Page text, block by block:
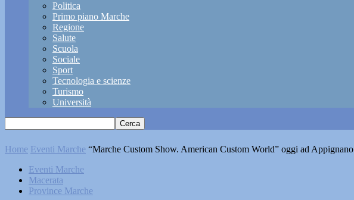
Politica
Primo piano Marche
Regione
Salute
Scuola
Sociale
Sport
Tecnologia e scienze
Turismo
Università
Home Eventi Marche “Marche Custom Show. American Custom World” oggi ad Appignano
Eventi Marche
Macerata
Province Marche